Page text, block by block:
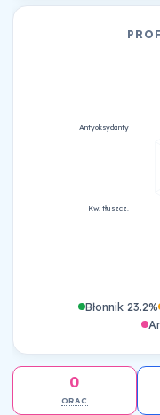
Kw. tłuszcz.
Antyoksydanty
Błonnik 23.2%
0
ORAC